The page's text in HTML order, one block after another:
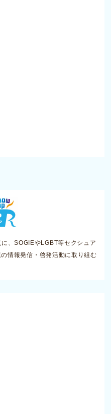
、SOGIEやLGBT等セクシュア
情報発信・啓発活動に取り組む